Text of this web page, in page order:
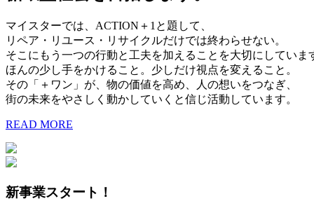
マイスターでは、ACTION＋1と題して、
リペア・リユース・リサイクルだけでは終わらせない。
そこにもう一つの行動と工夫を加えることを大切にしていま
ほんの少し手をかけること。少しだけ視点を変えること。
その「＋ワン」が、物の価値を高め、人の想いをつなぎ、
街の未来をやさしく動かしていくと信じ活動しています。
READ MORE
新事業スタート！